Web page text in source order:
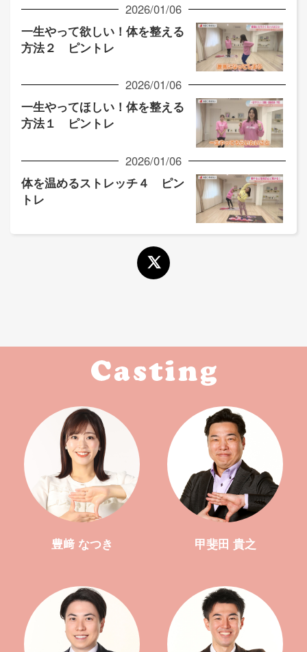
2026/01/06
一生やって欲しい！体を整える
方法２ ピントレ
2026/01/06
一生やってほしい！体を整える
方法１ ピントレ
2026/01/06
体を温めるストレッチ４ ピン
トレ
豊﨑 なつき 甲斐田 貴之